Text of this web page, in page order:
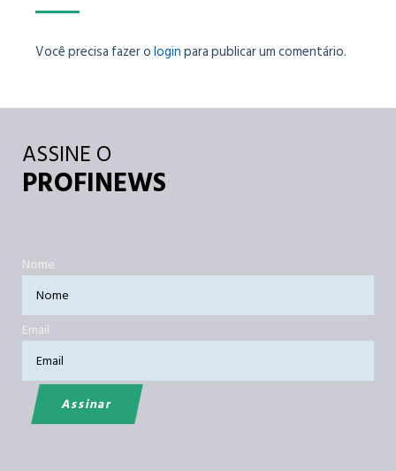
Você precisa fazer ologinpara publicar um comentário.
ASSINE O
PROFINEWS
Nome
Email